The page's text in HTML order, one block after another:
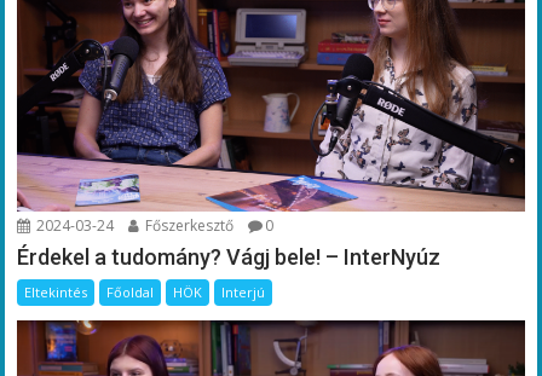
2024-03-24 Főszerkesztő 0
Érdekel a tudomány? Vágj bele! – InterNyúz
Eltekintés Főoldal HÖK Interjú